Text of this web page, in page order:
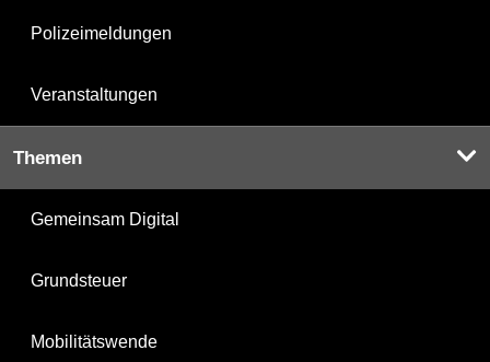
Polizeimeldungen
Veranstaltungen
Themen
Gemeinsam Digital
Grundsteuer
Mobilitätswende